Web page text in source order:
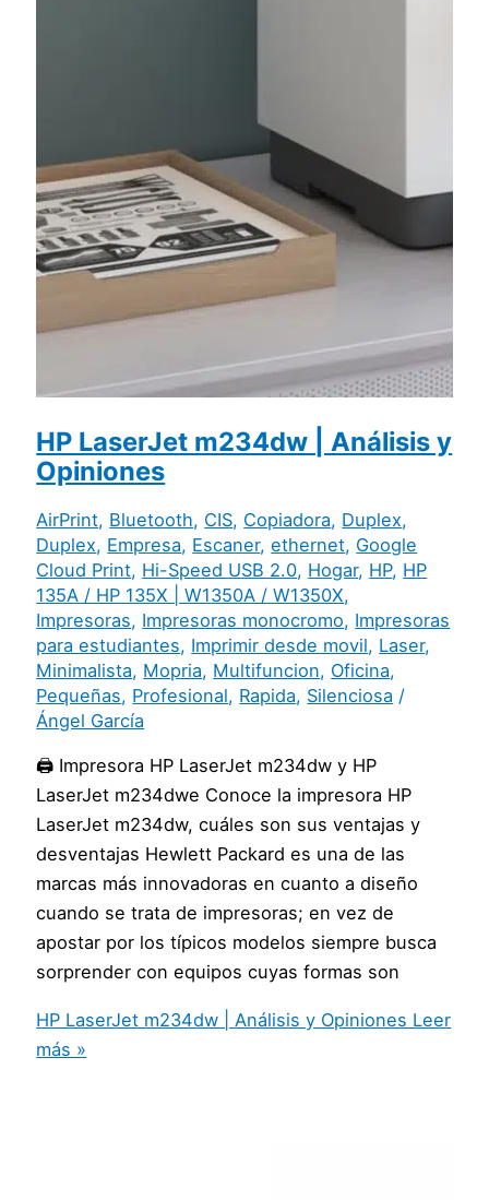
HP LaserJet m234dw | Análisis y
Opiniones
AirPrint, Bluetooth, CIS, Copiadora, Duplex,
Duplex, Empresa, Escaner,ethernet, Google
Cloud Print, Hi-Speed USB 2.0, Hogar, HP, HP
135A / HP 135X | W1350A / W1350X,
Impresoras, Impresoras monocromo, Impresoras
para estudiantes, Imprimir desde movil, Laser,
Minimalista, Mopria, Multifuncion, Oficina,
Pequeñas, Profesional, Rapida, Silenciosa /
Ángel García
🖨️ Impresora HP LaserJet m234dw y HP
LaserJet m234dwe Conoce la impresora HP
LaserJet m234dw, cuáles son sus ventajas y
desventajas Hewlett Packard es una de las
marcas más innovadoras en cuanto a diseño
cuando se trata de impresoras; en vez de
apostar por los típicos modelos siempre busca
sorprender con equipos cuyas formas son
HP LaserJet m234dw | Análisis y Opiniones Leer
más »